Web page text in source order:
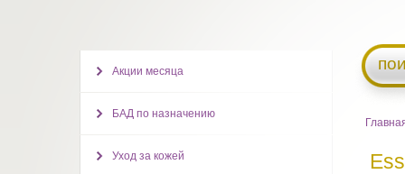
Акции месяца
БАД по назначению
Уход за кожей